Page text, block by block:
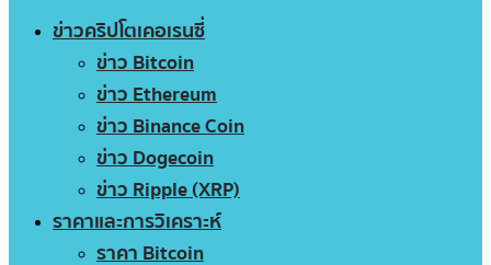
ข่าวคริปโตเคอเรนซี่
ข่าว Bitcoin
ข่าว Ethereum
ข่าว Binance Coin
ข่าว Dogecoin
ข่าว Ripple (XRP)
ราคาและการวิเคราะห์
ราคา Bitcoin